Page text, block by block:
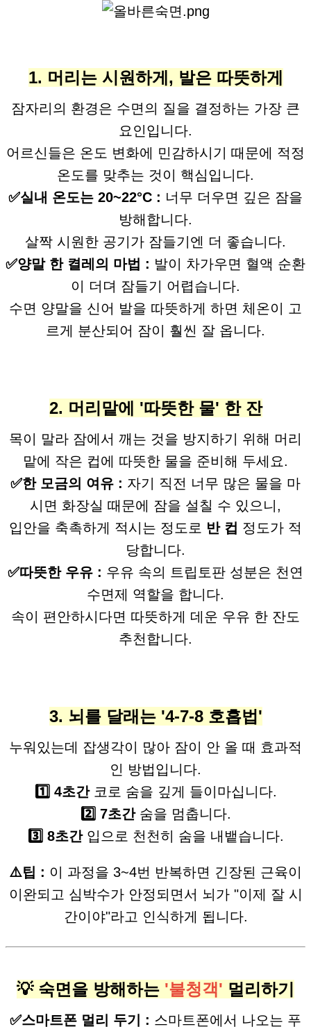
1. 머리는 시원하게, 발은 따뜻하게
잠자리의 환경은 수면의 질을 결정하는 가장 큰
요인입니다.
어르신들은 온도 변화에 민감하시기 때문에 적정
온도를 맞추는 것이 핵심입니다.
✅실내 온도는 20~22°C : 너무 더우면 깊은 잠을
방해합니다.
살짝 시원한 공기가 잠들기엔 더 좋습니다.
✅양말 한 켤레의 마법 : 발이 차가우면 혈액 순환
이 더뎌 잠들기 어렵습니다.
수면 양말을 신어 발을 따뜻하게 하면 체온이 고
르게 분산되어 잠이 훨씬 잘 옵니다.
2. 머리맡에 '따뜻한 물' 한 잔
목이 말라 잠에서 깨는 것을 방지하기 위해 머리
맡에 작은 컵에 따뜻한 물을 준비해 두세요.
✅한 모금의 여유 : 자기 직전 너무 많은 물을 마
시면 화장실 때문에 잠을 설칠 수 있으니,
입안을 축촉하게 적시는 정도로 반 컵 정도가 적
당합니다.
✅따뜻한 우유 : 우유 속의 트립토판 성분은 천연
수면제 역할을 합니다.
속이 편안하시다면 따뜻하게 데운 우유 한 잔도
추천합니다.
3. 뇌를 달래는 '4-7-8 호흡법'
누워있는데 잡생각이 많아 잠이 안 올 때 효과적
인 방법입니다.
1️⃣ 4초간코로 숨을 깊게 들이마십니다.
2️⃣ 7초간숨을 멈춥니다.
3️⃣ 8초간입으로 천천히 숨을 내뱉습니다.
⚠️팁 : 이 과정을 3~4번 반복하면 긴장된 근육이
이완되고 심박수가 안정되면서 뇌가 "이제 잘 시
간이야"라고 인식하게 됩니다.
💡 숙면을 방해하는 '불청객' 멀리하기
✅스마트폰 멀리 두기 : 스마트폰에서 나오는 푸